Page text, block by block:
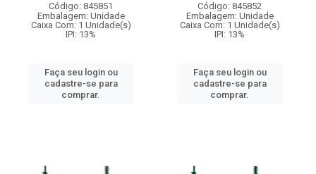
Código: 845851
Embalagem: Unidade
Caixa Com: 1 Unidade(s)
IPI: 13%
Faça seu login ou
cadastre-se para
comprar.
Código: 845852
Embalagem: Unidade
Caixa Com: 1 Unidade(s)
IPI: 13%
Faça seu login ou
cadastre-se para
comprar.